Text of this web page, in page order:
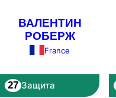
ВАЛЕНТИН
РОБЕРЖ
France
27 Защита